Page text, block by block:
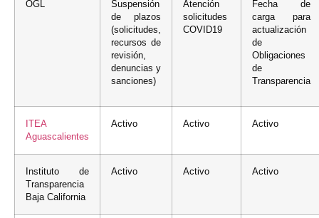
OGL
Suspensión
de plazos
(solicitudes,
recursos de
revisión,
denuncias y
sanciones)
Atención
solicitudes
COVID19
Fecha de
carga para
actualización
de
Obligaciones
de
Transparencia
ITEA
Aguascalientes
Activo Activo Activo
Instituto de
Transparencia
Baja California
Activo Activo Activo